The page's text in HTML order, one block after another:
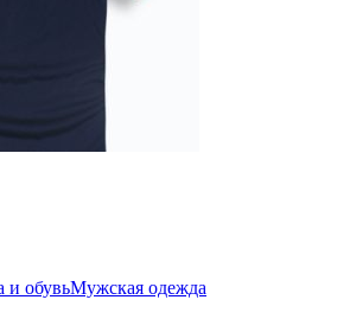
и обувьМужская одежда